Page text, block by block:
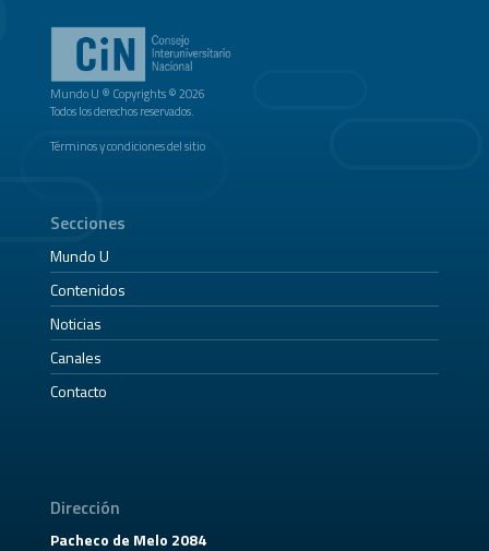
Mundo U ® Copyrights © 2026
Todos los derechos reservados.
Términos y condiciones del sitio
Secciones
Mundo U
Contenidos
Noticias
Canales
Contacto
Dirección
Pacheco de Melo 2084